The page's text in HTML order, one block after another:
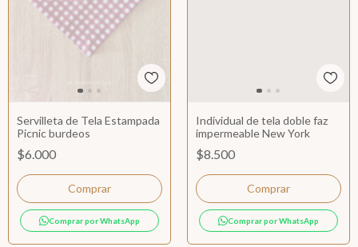
Servilleta de Tela Estampada
Picnic burdeos
$6.000
Comprar por WhatsApp
Individual de tela doble faz
impermeable New York
$8.500
Comprar por WhatsApp